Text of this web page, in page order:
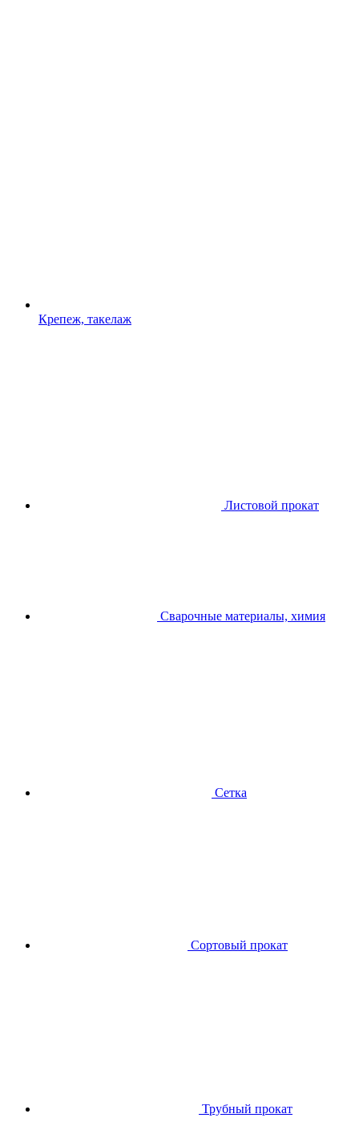
Крепеж, такелаж
Листовой прокат
Сварочные материалы, химия
Сетка
Сортовый прокат
Трубный прокат